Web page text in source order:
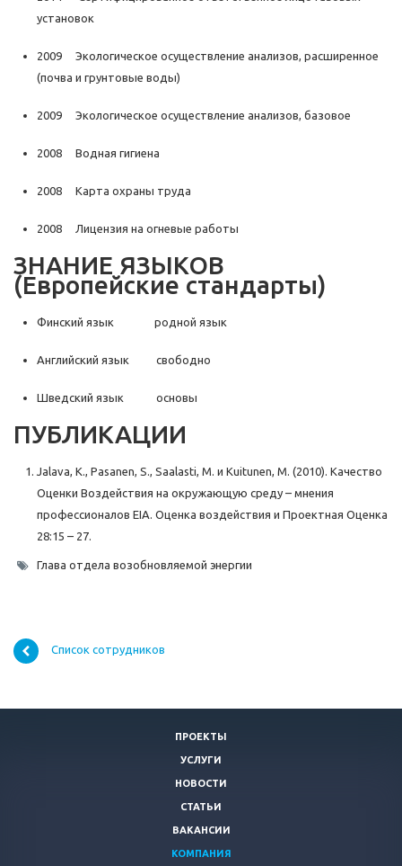
установок
2009 Экологическое осуществление анализов, расширенное
(почва и грунтовые воды)
2009 Экологическое осуществление анализов, базовое
2008 Водная гигиена
2008 Карта охраны труда
2008 Лицензия на огневые работы
ЗНАНИЕ ЯЗЫКОВ
(Европейские стандарты)
Финский язык родной язык
Английский язык свободно
Шведский язык основы
ПУБЛИКАЦИИ
Jalava, K., Pasanen, S., Saalasti, M. и Kuitunen, M. (2010). Качество
Оценки Воздействия на окружающую среду – мнения
профессионалов EIA. Оценка воздействия и Проектная Оценка
28:15 – 27.
Глава отдела возобновляемой энергии
Список сотрудников
ПРОЕКТЫ
УСЛУГИ
НОВОСТИ
СТАТЬИ
ВАКАНСИИ
КОМПАНИЯ